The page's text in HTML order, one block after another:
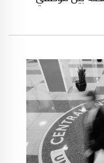
في مقال
عن مسؤولين